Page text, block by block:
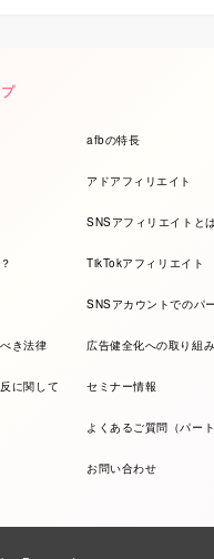
afbの特長
アドアフィリエイト
SNSアフィリエイトと
TikTokアフィリエイト
SNSアカウントでのパ
き法律 広告健全化への取り組み
に関して セミナー情報
よくあるご質問（パート
お問い合わせ